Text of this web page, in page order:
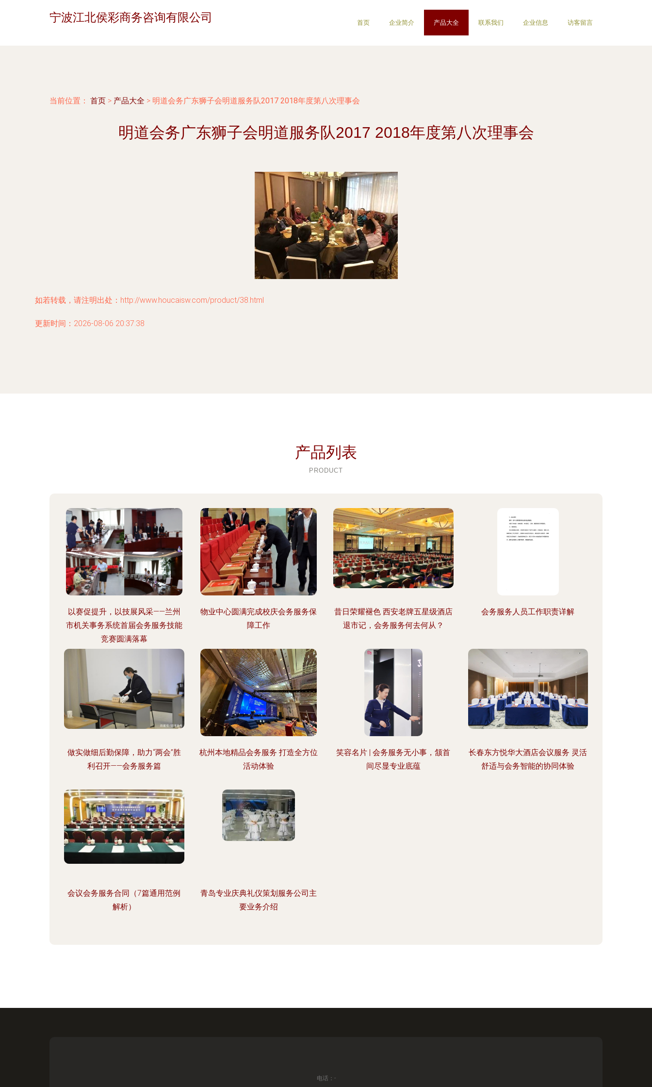
宁波江北侯彩商务咨询有限公司 首页 企业简介 产品大全 联系我们 企业信息 访客留言
当前位置： 首页 > 产品大全 > 明道会务广东狮子会明道服务队2017 2018年度第八次理事会
明道会务广东狮子会明道服务队2017 2018年度第八次理事会
如若转载，请注明出处：http://www.houcaisw.com/product/38.html
更新时间：2026-08-06 20:37:38
产品列表
PRODUCT
以赛促提升，以技展风采——兰州
市机关事务系统首届会务服务技能
竞赛圆满落幕
物业中心圆满完成校庆会务服务保
障工作
昔日荣耀褪色 西安老牌五星级酒店
退市记，会务服务何去何从？
会务服务人员工作职责详解
做实做细后勤保障，助力“两会”胜
利召开——会务服务篇
杭州本地精品会务服务 打造全方位
活动体验
笑容名片 | 会务服务无小事，颔首
间尽显专业底蕴
长春东方悦华大酒店会议服务 灵活
舒适与会务智能的协同体验
会议会务服务合同（7篇通用范例
解析）
青岛专业庆典礼仪策划服务公司主
要业务介绍
电话：-